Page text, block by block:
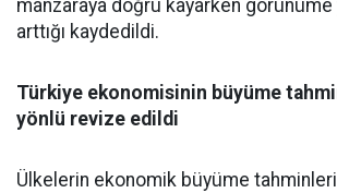
manzaraya doğru kayarken
arttığı kaydedildi.
Türkiye ekonomisinin büyüme
yönlü revize edildi
Ülkelerin ekonomik büyüme